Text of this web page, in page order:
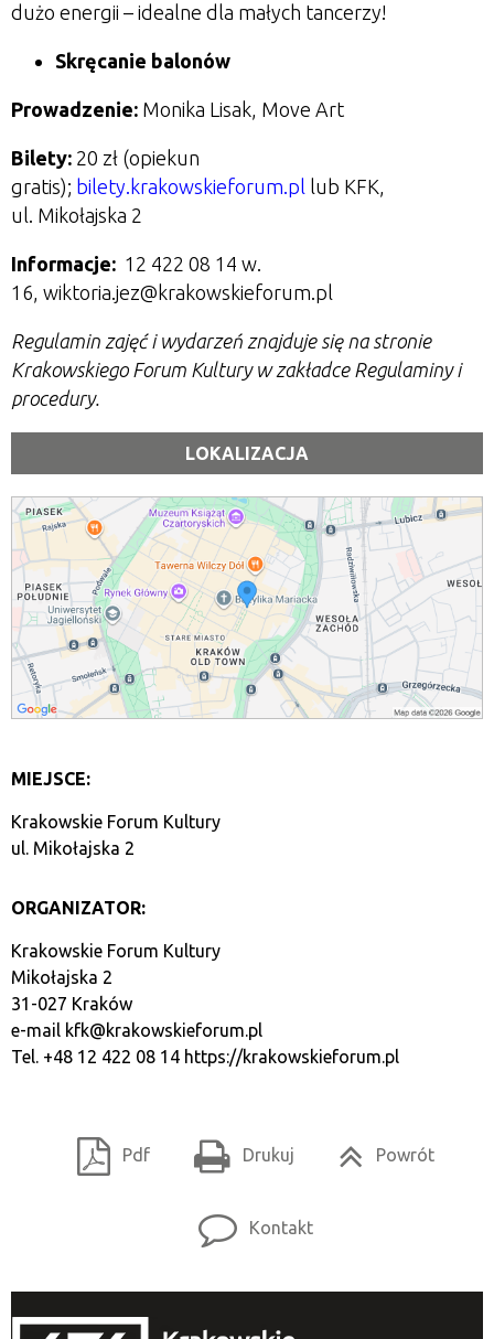
dużo energii – idealne dla małych tancerzy!
Skręcanie balonów
Prowadzenie: Monika Lisak, Move Art
Bilety: 20 zł (opiekun
gratis); bilety.krakowskieforum.pl lub KFK,
ul. Mikołajska 2
Informacje: 1 2 422 08 14 w.
16, wiktoria.jez@krakowskieforum.pl
Regulamin zajęć i wydarzeń znajduje się na stronie
Krakowskiego Forum Kultury w zakładce Regulaminy i
procedury.
LOKALIZACJA
MIEJSCE:
Krakowskie Forum Kultury
ul. Mikołajska 2
ORGANIZATOR:
Krakowskie Forum Kultury
Mikołajska 2
31-027 Kraków
e-mail kfk@krakowskieforum.pl
Tel. +48 12 422 08 14 https://krakowskieforum.pl
Pdf Drukuj Powrót
Kontakt